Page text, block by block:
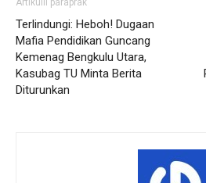
Terlindungi: Heboh! Dugaan
Mafia Pendidikan Guncang
Kemenag Bengkulu Utara,
Kasubag TU Minta Berita
Diturunkan